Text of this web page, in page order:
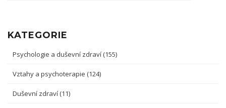
KATEGORIE
Psychologie a duševní zdraví (155)
Vztahy a psychoterapie (124)
Duševní zdraví (11)